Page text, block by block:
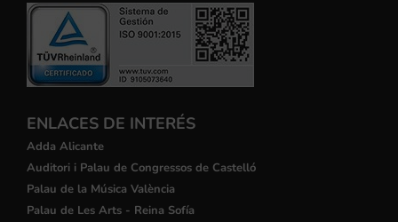
ENLACES DE INTERÉS
Adda Alicante
Auditori i Palau de Congressos de Castelló
Palau de la Música València
Palau de Les Arts - Reina Sofía